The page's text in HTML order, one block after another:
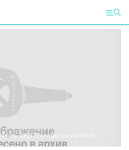
Фото:АМО "Володарский район"